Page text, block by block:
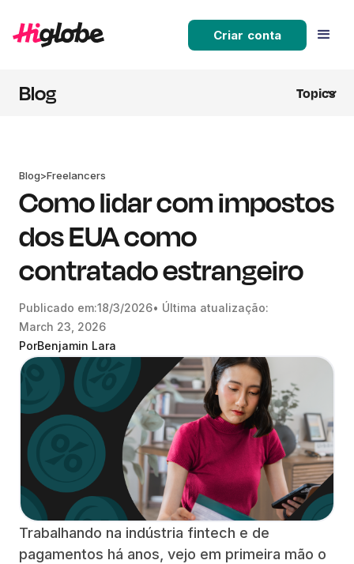
Criar conta
Blog Topics
Blog>Freelancers
Como lidar com impostos
dos EUA como
contratado estrangeiro
Publicado em:18/3/2026• Última atualização:
March 23, 2026
PorBenjamin Lara
Trabalhando na indústria fintech e de
pagamentos há anos, vejo em primeira mão o